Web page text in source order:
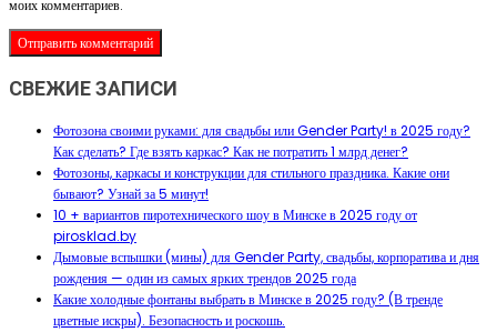
моих комментариев.
СВЕЖИЕ ЗАПИСИ
Фотозона своими руками: для свадьбы или Gender Party! в 2025 году?
Как сделать? Где взять каркас? Как не потратить 1 млрд денег?
Фотозоны, каркасы и конструкции для стильного праздника. Какие они
бывают? Узнай за 5 минут!
10 + вариантов пиротехнического шоу в Минске в 2025 году от
pirosklad.by
Дымовые вспышки (мины) для Gender Party, свадьбы, корпоратива и дня
рождения — один из самых ярких трендов 2025 года
Какие холодные фонтаны выбрать в Минске в 2025 году? (В тренде
цветные искры). Безопасность и роскошь.